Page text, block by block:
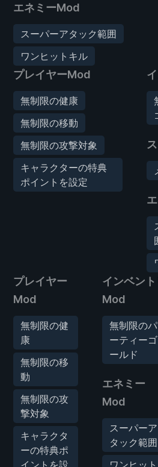
エネミーMod
スーパーアタック範囲
ワンヒットキル
プレイヤーMod
無制限の健康
無制限の移動
無制限の攻撃対象
キャラクターの特典
ポイントを設定
プレイヤー
Mod
無制限の健
康
無制限の移
動
無制限の攻
撃対象
キャラクタ
ーの特典ポ
イントを設
インベント
Mod
無制限のパ
ーティーゴ
ールド
エネミー
Mod
スーパーア
タック範囲
ワンヒット